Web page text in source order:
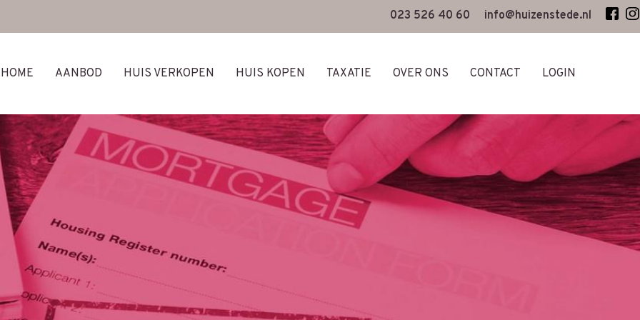
023 526 40 60 info@huizenstede.nl
HOME AANBOD HUIS VERKOPEN HUIS KOPEN TAXATIE OVER ONS CONTACT LOGIN